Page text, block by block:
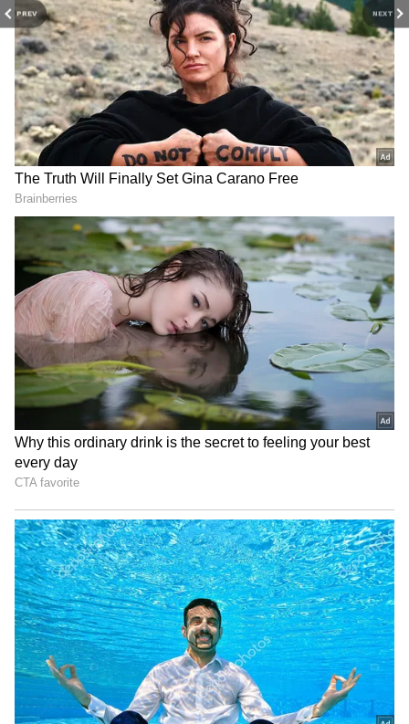
PREV NEXT
9
Kolkata Knight Riders vs Sunrisers Hyderabad,
Final
இன்றைய போட்டியில் கேகேஆர் அணியில் எந்த மாற்றமும்
செய்யப்படவில்லை. ஹைதராபாத் அணியில் ஷாபாஸ் அகமது
கொண்டு வரப்பட்டுள்ளார். அப்துல் சமாத் இம்பேக்ட் பிளேயராக
வருவார் என்று எதிர்பார்க்கப்படுகிறது.